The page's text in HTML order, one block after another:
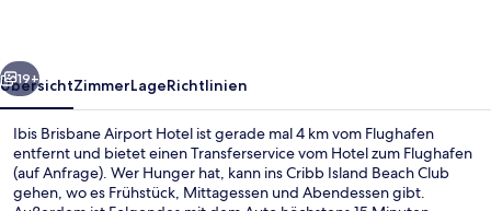
Weiter
19+
ÜbersichtZimmerLageRichtlinien
Ibis Brisbane Airport Hotel ist gerade mal 4 km vom Flughafen
entfernt und bietet einen Transferservice vom Hotel zum Flughafen
(auf Anfrage). Wer Hunger hat, kann ins Cribb Island Beach Club
gehen, wo es Frühstück, Mittagessen und Abendessen gibt.